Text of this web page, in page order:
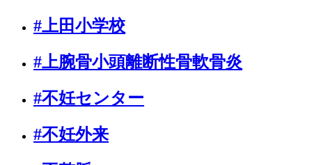
#上田小学校
#上腕骨小頭離断性骨軟骨炎
#不妊センター
#不妊外来